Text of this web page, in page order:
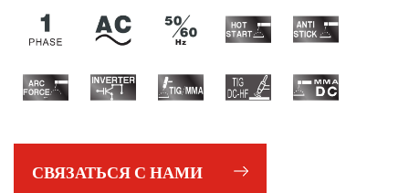
СВЯЗАТЬСЯ С НАМИ